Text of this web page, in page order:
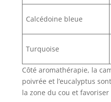
Calcédoine bleue
Turquoise
Côté aromathérapie, la
poivrée et l’eucalyptus
la zone du cou et